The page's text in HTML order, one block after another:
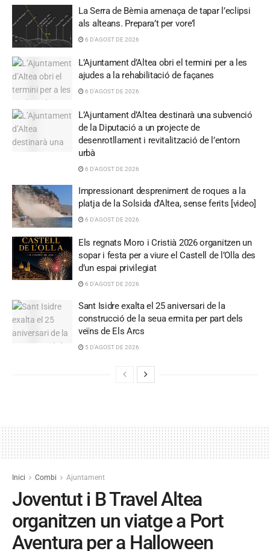
La Serra de Bèrnia amenaça de tapar l’eclipsi
als alteans. Prepara’t per vore’l
6 D'AGOST DE 2026
L’Ajuntament d’Altea obri el termini per a les
ajudes a la rehabilitació de façanes
6 D'AGOST DE 2026
L’Ajuntament d’Altea destinarà una subvenció
de la Diputació a un projecte de
desenrotllament i revitalització de l’entorn
urbà
6 D'AGOST DE 2026
Impressionant despreniment de roques a la
platja de la Solsida d’Altea, sense ferits [video]
6 D'AGOST DE 2026
Els regnats Moro i Cristià 2026 organitzen un
sopar i festa per a viure el Castell de l’Olla des
d’un espai privilegiat
6 D'AGOST DE 2026
Sant Isidre exalta el 25 aniversari de la
construcció de la seua ermita per part dels
veïns de Els Arcs
5 D'AGOST DE 2026
Inici Combi Ajuntament
Joventut i B Travel Altea
organitzen un viatge a Port
Aventura per a Halloween